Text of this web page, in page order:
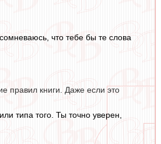
что тебе бы те слова
правил книги. Даже если это
типа того. Ты точно уверен,